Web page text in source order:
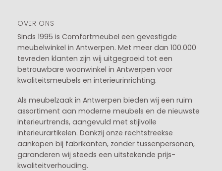
OVER ONS
Sinds 1995 is Comfortmeubel een gevestigde
meubelwinkel in Antwerpen. Met meer dan 100.000
tevreden klanten zijn wij uitgegroeid tot een
betrouwbare woonwinkel in Antwerpen voor
kwaliteitsmeubels en interieurinrichting.
Als meubelzaak in Antwerpen bieden wij een ruim
assortiment aan moderne meubels en de nieuwste
interieurtrends, aangevuld met stijlvolle
interieurartikelen. Dankzij onze rechtstreekse
aankopen bij fabrikanten, zonder tussenpersonen,
garanderen wij steeds een uitstekende prijs-
kwaliteitverhouding.